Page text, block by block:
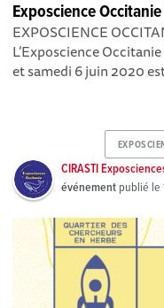
Exposcience
EXPOSCIENCE
L’Exposcience
et samedi 6 juin 2020
CIRASTI
événement publié le